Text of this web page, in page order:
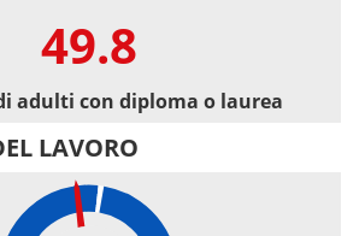
49.8
adulti con diploma o laurea
LAVORO